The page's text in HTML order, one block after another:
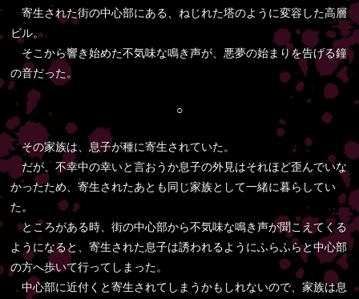
寄生された街の中心部にある、ねじれた塔のように変容した高層
ビル。
そこから響き始めた不気味な鳴き声が、悪夢の始まりを告げる鐘
の音だった。
○
その家族は、息子が種に寄生されていた。
だが、不幸中の幸いと言おうか息子の外見はそれほど歪んでいな
かったため、寄生されたあとも同じ家族として一緒に暮らしてい
た。
ところがある時、街の中心部から不気味な鳴き声が聞こえてくる
ようになると、寄生された息子は誘われるようにふらふらと中心部
の方へ歩いて行ってしまった。
中心部に近付くと寄生されてしまうかもしれないので、家族は息